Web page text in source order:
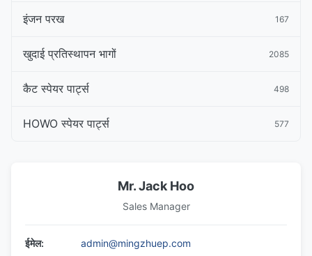
इंजन परख 167
खुदाई प्रतिस्थापन भागों 2085
कैट स्पेयर पार्ट्स 498
HOWO स्पेयर पार्ट्स 577
Mr. Jack Hoo
Sales Manager
ईमेल:
admin@mingzhuep.com